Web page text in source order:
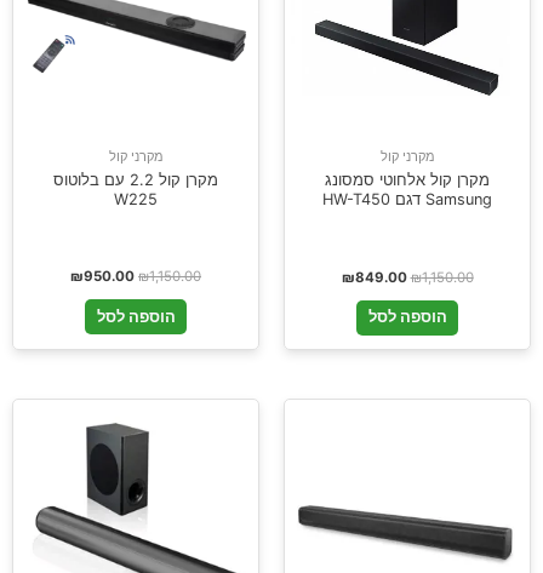
מקרני קול
מקרן קול אלחוטי סמסונג
Samsung דגם HW-T450
₪1,150.00
₪849.00
הוספה לסל
מקרני קול
מקרן קול 2.2 עם בלוטוס
W225
₪1,150.00
₪950.00
הוספה לסל